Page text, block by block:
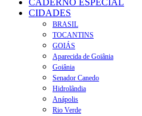
CADERNO ESPECIAL
CIDADES
BRASIL
TOCANTINS
GOIÁS
Aparecida de Goiânia
Goiânia
Senador Canedo
Hidrolândia
Anápolis
Rio Verde